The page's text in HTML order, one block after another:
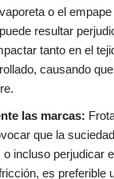
o el
resultar
tanto en el
causando
las marcas:
que la
o incluso perjudicar
es preferible